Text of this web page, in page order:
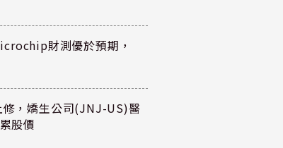
財測優於預期，
修，嬌生公司(JNJ-US)醫
股價